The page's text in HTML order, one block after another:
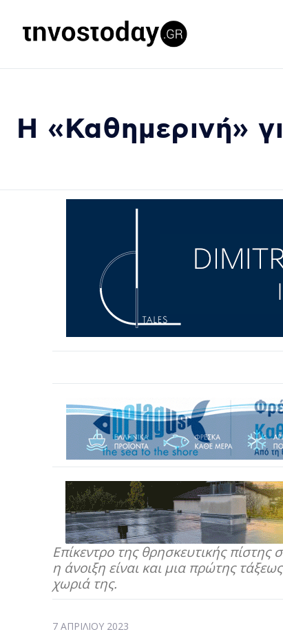
Η «Καθημερινή»
Επίκεντρο της θρησκευτικής
η άνοιξη είναι και μια πρώτης
χωριά της.
7 ΑΠΡΙΛΊΟΥ 2023